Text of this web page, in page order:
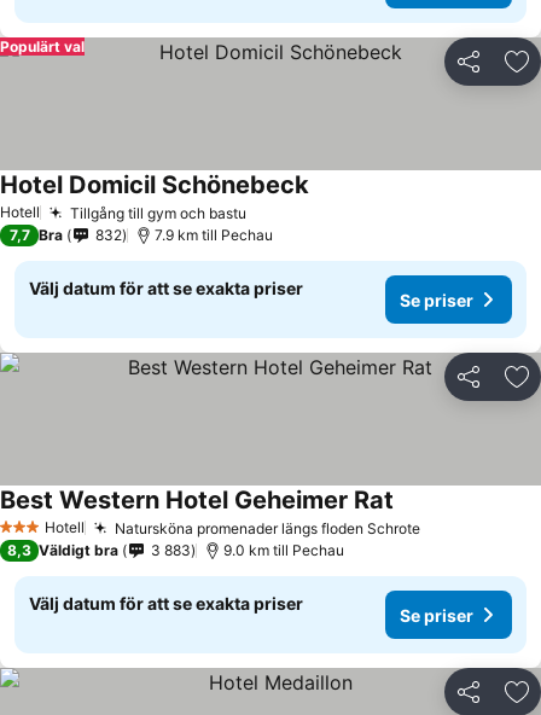
Dela
Populärt val
Hotell Tillgång till gym och bastu
Hotel Domicil SchönebeckSe priser
7,7 Bra 832 7.9 km till Pechau
Välj datum för att se exakta priser
Se priser
Dela
3 StjärnorHotell Natursköna promenader längs floden SchroteSe priser
Best Western Hotel Geheimer Rat
8,3 Väldigt bra 3 883 9.0 km till Pechau
Välj datum för att se exakta priser
Se priser
Dela